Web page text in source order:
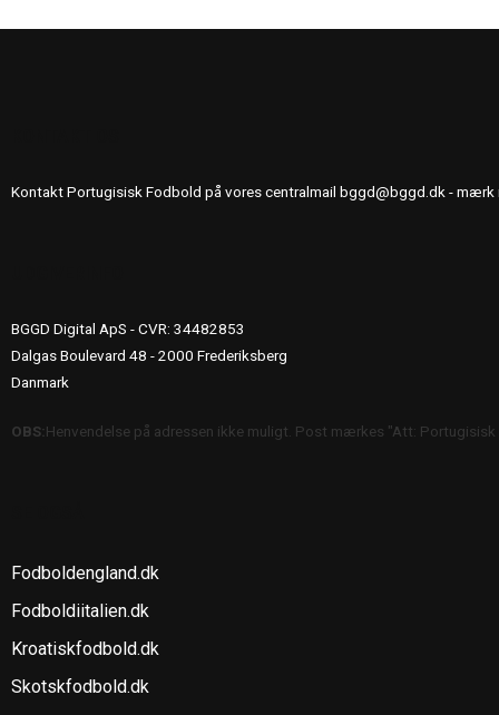
Kontakt Portugisisk Fodbold på vores centralmail bggd@bggd.dk - mærk
BGGD Digital ApS - CVR: 34482853
Dalgas Boulevard 48 - 2000 Frederiksberg
Danmark
OBS:Henvendelse på adressen ikke muligt. Post mærkes "Att:
Fodboldengland.dk
Fodboldiitalien.dk
Kroatiskfodbold.dk
Skotskfodbold.dk